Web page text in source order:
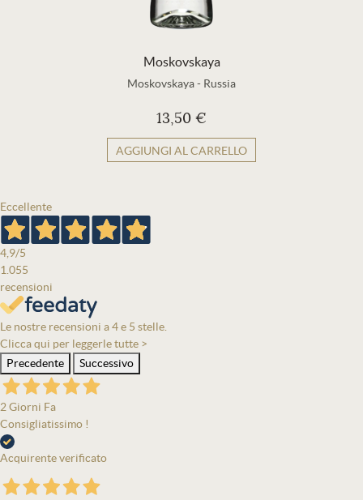
Moskovskaya
Moskovskaya- Russia
13,50 €
AGGIUNGI AL CARRELLO
Eccellente
4,9/5
1.055
recensioni
Le nostre recensioni a 4 e 5 stelle.
Clicca qui per leggerle tutte >
Precedente
Successivo
2 Giorni Fa
Consigliatissimo !
Acquirente verificato